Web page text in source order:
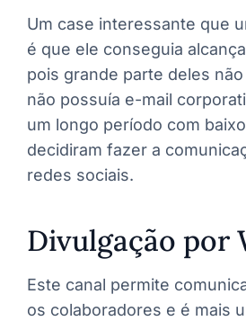
Um case interessante que
é que ele conseguia
pois grande parte deles
não possuía e-mail
um longo período com
decidiram fazer a
redes sociais.
Divulgação por
Este canal permite
os colaboradores e é mais